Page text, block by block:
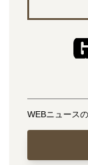
WEBニュース